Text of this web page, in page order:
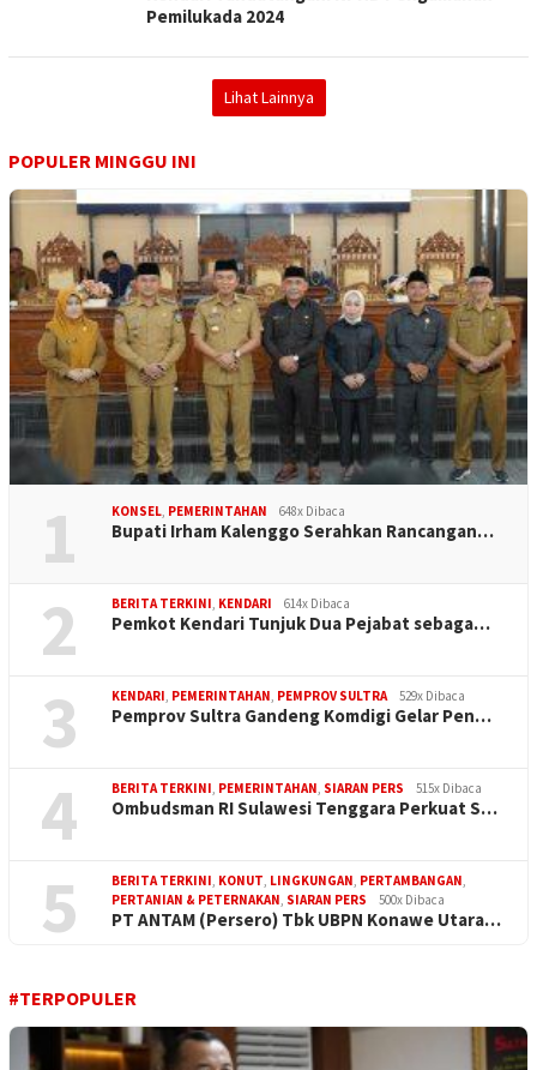
Pemilukada 2024
Lihat Lainnya
POPULER MINGGU INI
1 KONSEL, PEMERINTAHAN 648x Dibaca
Bupati Irham Kalenggo Serahkan Rancangan…
2 BERITA TERKINI, KENDARI 614x Dibaca
Pemkot Kendari Tunjuk Dua Pejabat sebaga…
3 KENDARI, PEMERINTAHAN, PEMPROV SULTRA 529x Dibaca
Pemprov Sultra Gandeng Komdigi Gelar Pen…
4 BERITA TERKINI, PEMERINTAHAN, SIARAN PERS 515x Dibaca
Ombudsman RI Sulawesi Tenggara Perkuat S…
5 BERITA TERKINI, KONUT, LINGKUNGAN, PERTAMBANGAN,
PERTANIAN & PETERNAKAN, SIARAN PERS 500x Dibaca
PT ANTAM (Persero) Tbk UBPN Konawe Utara…
#TERPOPULER